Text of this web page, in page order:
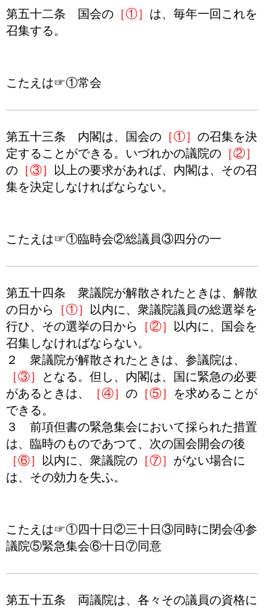
第五十二条 国会の ［①］ は、毎年一回これを
召集する。
こたえは☞①常会
第五十三条 内閣は、国会の ［①］ の召集を決
定することができる。いづれかの議院の ［②］
の ［③］
以上の要求があれば、内閣は、その召
集を決定しなければならない。
こたえは☞①臨時会②総議員③四分の一
第五十四条 衆議院が解散されたときは、解散
の日から
［①］
以内に、衆議院議員の総選挙を
行ひ、その選挙の日から
［②］
以内に、国会を
召集しなければならない。
２ 衆議院が解散されたときは、参議院は、
［③］
となる。但し、内閣は、国に緊急の必要
があるときは、
［④］ の ［⑤］ を求めることが
できる。
３ 前項但書の緊急集会において採られた措置
は、臨時のものであつて、次の国会開会の後
［⑥］
以内に、衆議院の ［⑦］ がない場合に
は、その効力を失ふ。
こたえは☞①四十日②三十日③同時に閉会④参
議院⑤緊急集会⑥十日⑦同意
第五十五条 両議院は、各々その議員の資格に